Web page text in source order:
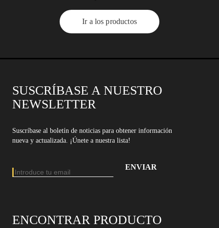
Ir a los productos
SUSCRÍBASE A NUESTRO
NEWSLETTER
Suscríbase al boletín de noticias para obtener información
nueva y actualizada. ¡Únete a nuestra lista!
ENCONTRAR PRODUCTO